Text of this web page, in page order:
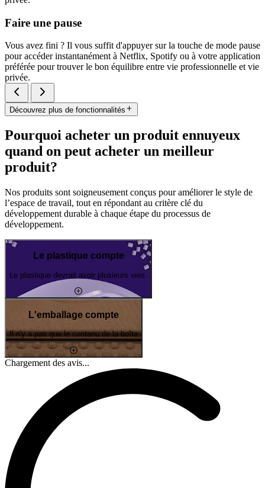
Faire une pause
Vous avez fini ? Il vous suffit d'appuyer sur la touche de mode pause
pour accéder instantanément à Netflix, Spotify ou à votre application
préférée pour trouver le bon équilibre entre vie professionnelle et vie
privée.
Découvrez plus de fonctionnalités
Pourquoi acheter un produit ennuyeux
quand on peut acheter un meilleur
produit?
Nos produits sont soigneusement conçus pour améliorer le style de
l’espace de travail, tout en répondant au critère clé du
développement durable à chaque étape du processus de
développement.
Le plastique compte
Le plastique devrait avoir plusieurs vies.
L'emballage compte
Il n'y a pas que le contenu de la boîte
Chargement des avis...